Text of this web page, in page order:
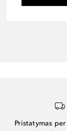
Pristatymas